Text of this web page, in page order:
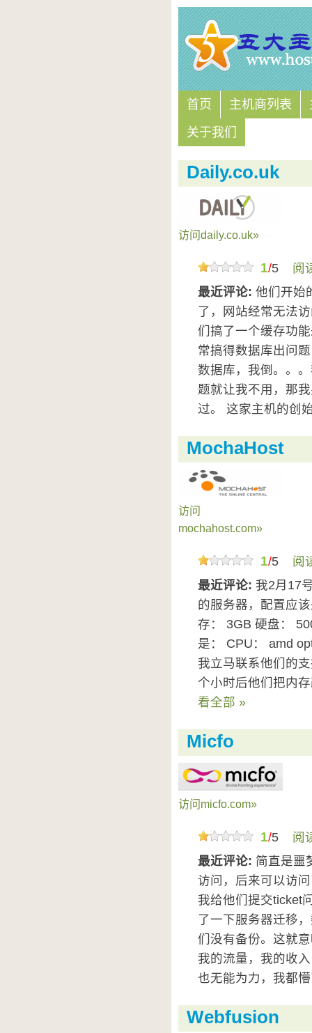
首页 主机商列表
关于我们
Daily.co.uk
访问daily.co.uk»
1/5
阅
最近评论: 他们开始
了，网站经常无法
们搞了一个缓存功
常搞得数据库出问
数据库，我倒。。
题就让我不用，那
过。 这家主机的创
MochaHost
访问
mochahost.com»
1/5
阅
最近评论: 我2月17
的服务器，配置应
存： 3GB 硬盘：
是： CPU： amd
我立马联系他们的
个小时后他们把内
看全部 »
Micfo
访问micfo.com»
1/5
阅
最近评论: 简直是噩
访问，后来可以访
我给他们提交ticket
了一下服务器迁移
们没有备份。这就
我的流量，我的收
也无能为力，我都
Webfusion